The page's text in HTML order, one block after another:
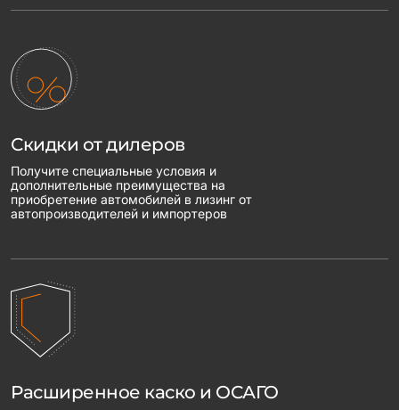
Скидки от дилеров
Получите специальные условия и
дополнительные преимущества на
приобретение автомобилей в лизинг от
автопроизводителей и импортеров
Расширенное каско и ОСАГО